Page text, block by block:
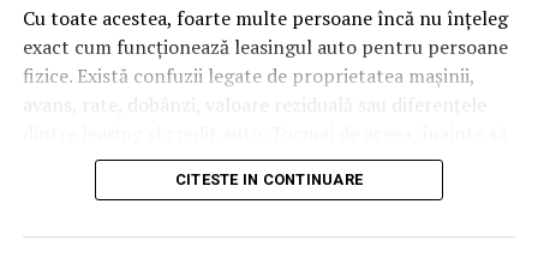
Și mai e ceva ce se uită ușor. Un webinar reușit atrage
linkuri aproape de la sine. Cineva îl menționează într-un
newsletter, altcineva îl citează într-un articol, un
partener îl trimite în comunitatea lui. Fiecare astfel de
tău, iar autoritatea e moneda forte în SEO.
fiecare dată. Dintr-o singură sesiune scoți un articol
Cu toate acestea, foarte multe persoane încă nu înțeleg
exact cum funcționează leasingul auto pentru persoane
fizice. Există confuzii legate de proprietatea mașinii,
avans, rate, dobânzi, valoare reziduală sau diferențele
semnezi orice contract, este important să înțelegi clar
mecanismul acestui tip de finanțare și să știi la ce să fii
CITESTE IN CONTINUARE